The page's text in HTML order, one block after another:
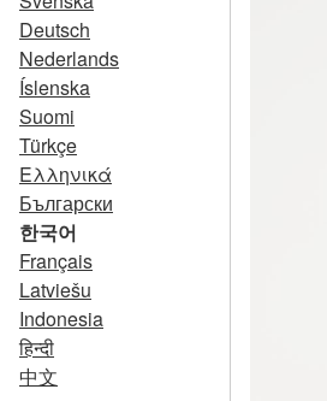
Deutsch
Nederlands
Íslenska
Suomi
Türkçe
Ελληνικά
Български
한국어
Français
Latviešu
Indonesia
हिन्दी
中文